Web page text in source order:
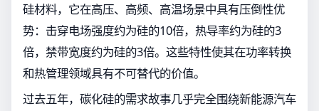
硅材料，它在高压、高频、高温场景中具有压倒性优
势：击穿电场强度约为硅的10倍，热导率约为硅的3
倍，禁带宽度约为硅的3倍。这些特性使其在功率转换
和热管理领域具有不可替代的价值。
过去五年，碳化硅的需求故事几乎完全围绕新能源汽车